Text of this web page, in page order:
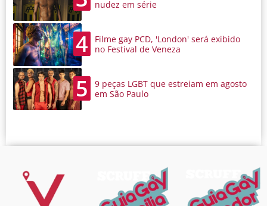
nudez em série
4
Filme gay PCD, 'London' será exibido
no Festival de Veneza
5
9 peças LGBT que estreiam em agosto
em São Paulo